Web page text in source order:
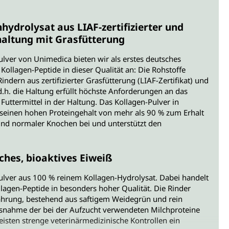
aus LIAF-zertifizierter und
mit Grasfütterung
von Unimedica bieten wir als erstes deutsches
Peptide in dieser Qualität an: Die Rohstoffe
aus zertifizierter Grasfütterung (LIAF-Zertifikat) und
die Haltung erfüllt höchste Anforderungen an das
in der Haltung. Das Kollagen-Pulver in
hohen Proteingehalt von mehr als 90 % zum Erhalt
normaler Knochen bei und unterstützt den
bioaktives Eiweiß
aus 100 % reinem Kollagen-Hydrolysat. Dabei handelt
Peptide in besonders hoher Qualität. Die Rinder
bestehend aus saftigem Weidegrün und rein
der bei der Aufzucht verwendeten Milchproteine
strenge veterinärmedizinische Kontrollen ein